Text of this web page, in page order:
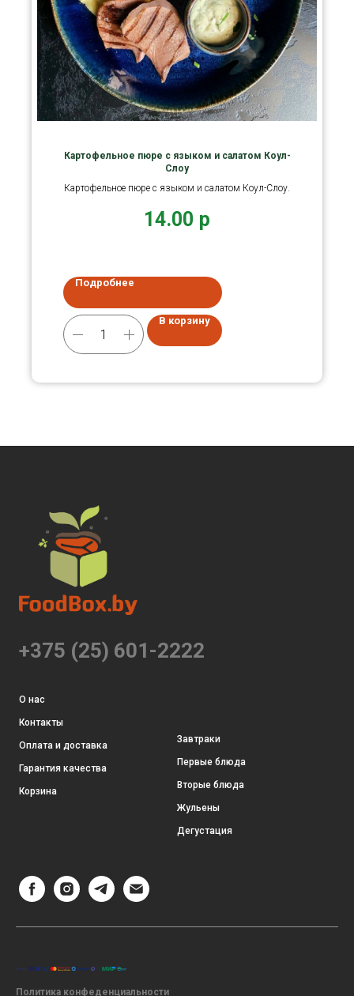
Картофельное пюре с языком и салатом Коул-
Слоу
Картофельное пюре с языком и салатом Коул-Слоу.
14.00 р
Подробнее
В корзину
+375 (25) 601-2222
О нас
Контакты
Оплата и доставка
Гарантия качества
Корзина
Завтраки
Первые блюда
Вторые блюда
Жульены
Дегустация
Политика конфеденциальности